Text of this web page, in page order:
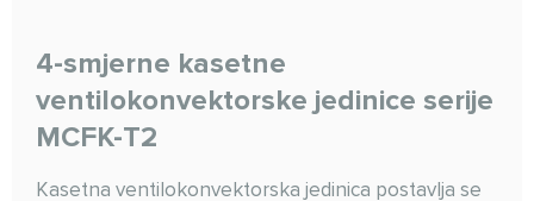
4-smjerne kasetne
ventilokonvektorske jedinice serije
MCFK-T2
Kasetna ventilokonvektorska jedinica postavlja se